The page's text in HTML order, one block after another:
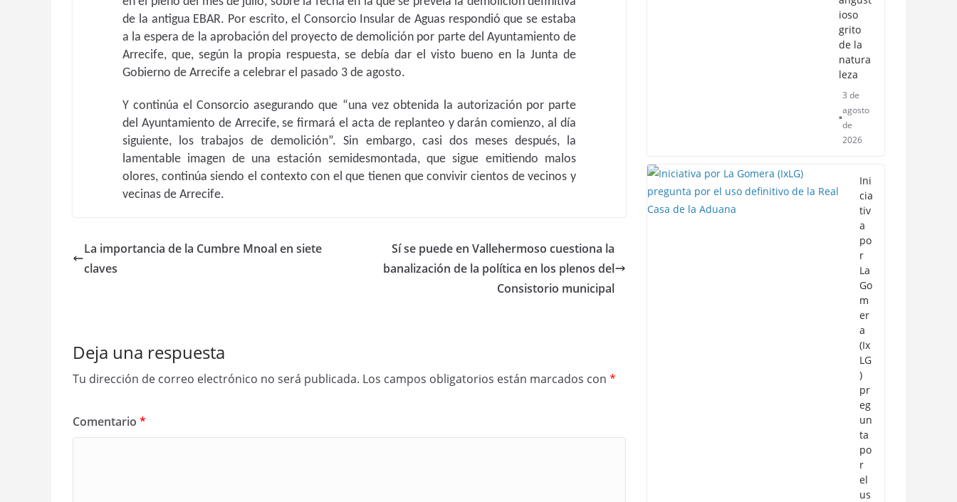
de la antigua EBAR. Por escrito, el Consorcio Insular de Aguas respondió que se estaba
a la espera de la aprobación del proyecto de demolición por parte del Ayuntamiento de
Arrecife, que, según la propia respuesta, se debía dar el visto bueno en la Junta de
Gobierno de Arrecife a celebrar el pasado 3 de agosto.
Y continúa el Consorcio asegurando que “una vez obtenida la autorización por parte
del Ayuntamiento de Arrecife, se firmará el acta de replanteo y darán comienzo, al día
siguiente, los trabajos de demolición”. Sin embargo, casi dos meses después, la
lamentable imagen de una estación semidesmontada, que sigue emitiendo malos
olores, continúa siendo el contexto con el que tienen que convivir cientos de vecinos y
vecinas de Arrecife.
La importancia de la Cumbre Mnoal en siete
claves
Sí se puede en Vallehermoso cuestiona la
banalización de la política en los plenos del
Consistorio municipal
Deja una respuesta
Tu dirección de correo electrónico no será publicada. Los campos obligatorios están marcados con *
Comentario *
ioso
grito
de la
natura
leza
3 de
agosto
de
2026
Ini
cia
tiv
a
po
r
La
Go
m
er
a
(Ix
LG
)
pr
eg
un
ta
po
r
el
us